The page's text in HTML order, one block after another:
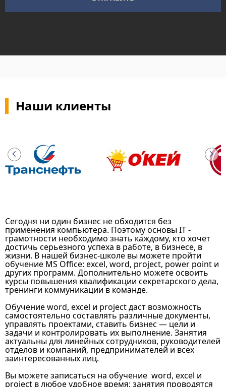
Наши клиенты
Сегодня ни один бизнес не обходится без
применения компьютера. Поэтому основы IT -
грамотности необходимо знать каждому, кто хочет
достичь серьезного успеха в работе, в бизнесе, в
жизни. В нашей бизнес-школе вы можете пройти
обучение MS Office: excel, word, project, power point и
других программ. Дополнительно можете освоить
курсы повышения квалификации секретарского дела,
тренинги коммуникации в команде.
Обучение word, excel и project даст возможность
самостоятельно составлять различные документы,
управлять проектами, ставить бизнес — цели и
задачи и контролировать их выполнение. Занятия
актуальны для линейных сотрудников, руководителей
отделов и компаний, предпринимателей и всех
заинтересованных лиц.
Вы можете записаться на обучение word, excel и
project в любое удобное время: занятия проводятся